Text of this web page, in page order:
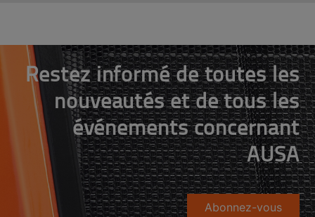
Restez informé de toutes les
nouveautés et de tous les
événements concernant
AUSA
Abonnez-vous